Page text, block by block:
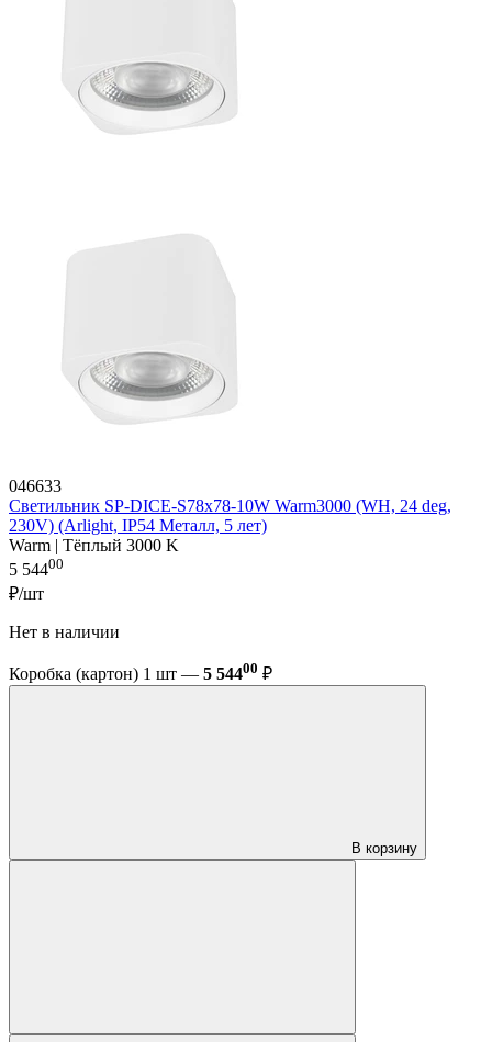
046633
Светильник SP-DICE-S78x78-10W Warm3000 (WH, 24 deg,
230V) (Arlight, IP54 Металл, 5 лет)
Warm | Тёплый 3000 K
5 54400
₽/шт
Нет в наличии
Коробка (картон) 1 шт — 5 54400 ₽
В корзину